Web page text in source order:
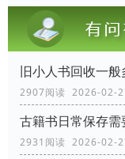
旧小人书回收一般
2907阅读 2026-02-
古籍书日常保存需
2931阅读 2026-02-